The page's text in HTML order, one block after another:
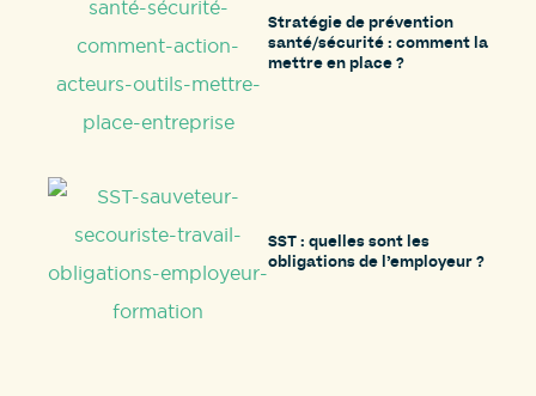
Stratégie de prévention
santé/sécurité : comment la
mettre en place ?
SST : quelles sont les
obligations de l’employeur ?